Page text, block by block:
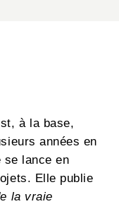
à la base,
années en
lance en
Elle publie
la vraie